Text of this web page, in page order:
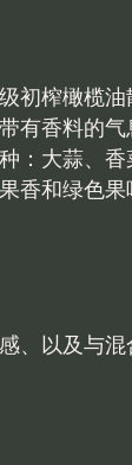
初榨橄榄
有香料的
：大蒜、
香和绿色
、以及与